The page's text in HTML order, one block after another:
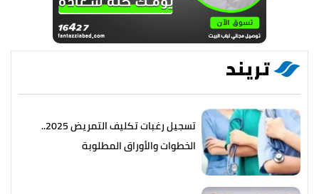
تريند
تسجيل رغبات تكليف التمريض 2025..
الخطوات والأوراق المطلوبة